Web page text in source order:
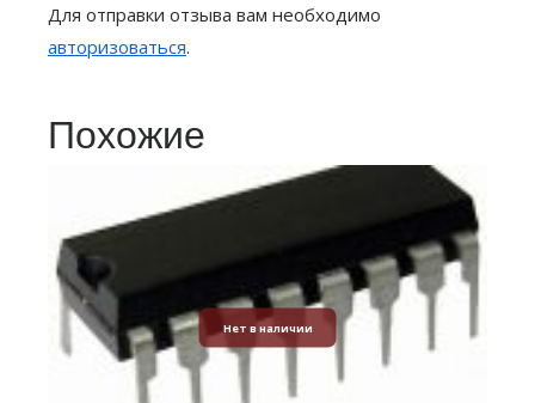
Для отправки отзыва вам необходимо
авторизоваться.
Похожие
Нет в наличии